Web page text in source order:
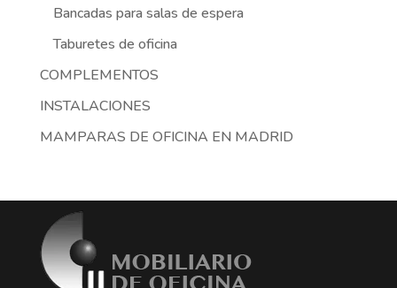
Bancadas para salas de espera
Taburetes de oficina
COMPLEMENTOS
INSTALACIONES
MAMPARAS DE OFICINA EN MADRID